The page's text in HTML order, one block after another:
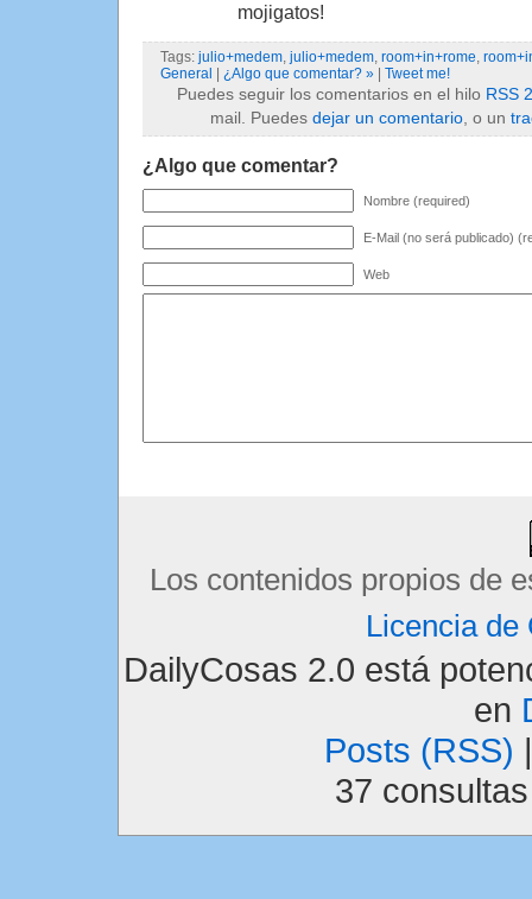
mojigatos!
Tags: julio+medem julio+medem room+in+rome
General | ¿Algo que comentar? » | Tweet me!
Puedes seguir los comentarios en el hilo RSS
mail. Puedes dejar un comentario , o un
¿Algo que comentar?
Nombre (required)
E-Mail (no será publicado)
Web
Los contenidos propios de
Licencia de
DailyCosas 2.0 está
en
Posts (RSS)
37